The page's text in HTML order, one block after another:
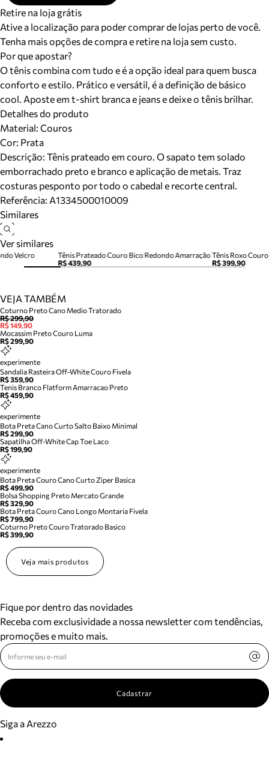
Retire na loja grátis
Ative a localização para poder comprar de lojas perto de você.
Tenha mais opções de compra e retire na loja sem custo.
Por que apostar?
O tênis combina com tudo e é a opção ideal para quem busca
conforto e estilo. Prático e versátil, é a definição de básico
cool. Aposte em t-shirt branca e jeans e deixe o tênis brilhar.
Detalhes do produto
Material: Couros
Cor: Prata
Descrição: Tênis prateado em couro. O sapato tem solado
emborrachado preto e branco e aplicação de metais. Traz
costuras pesponto por todo o cabedal e recorte central.
Referência: A1334500010009
Similares
Ver similares
Tênis Prateado Couro Bico Redondo Amarração
R$ 439,90
Tênis Roxo
R$ 399,90
Velcro
VEJA TAMBÉM
Coturno Preto Cano Medio Tratorado
R$ 299,90
R$ 149,90
Mocassim Preto Couro Luma
R$ 299,90
experimente
Sandalia Rasteira Off-White Couro Fivela
R$ 359,90
Tenis Branco Flatform Amarracao Preto
R$ 459,90
experimente
Bota Preta Cano Curto Salto Baixo Minimal
R$ 299,90
Sapatilha Off-White Cap Toe Laco
R$ 199,90
experimente
Bota Preta Couro Cano Curto Ziper Basica
R$ 499,90
Bolsa Shopping Preto Mercato Grande
R$ 329,90
Bota Preta Couro Cano Longo Montaria Fivela
R$ 799,90
Coturno Preto Couro Tratorado Basico
R$ 399,90
Veja mais produtos
Fique por dentro das novidades
Receba com exclusividade a nossa newsletter com tendências,
promoções e muito mais.
Cadastrar
Siga a Arezzo